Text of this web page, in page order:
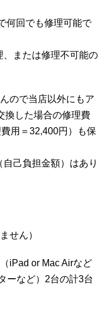
何回でも修理可能で
、または修理不可能の
ので当店以外にもア
換した場合の修理費
用＝32,400円）も保
己負担金額）はあり
せん）
iPad or Mac Airなど
ーなど）2台の計3台